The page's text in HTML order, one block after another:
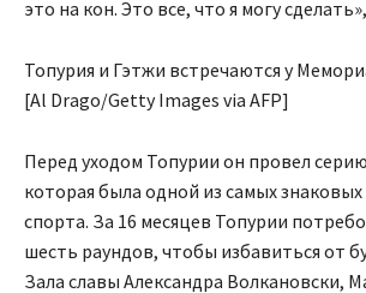
это на кон. Это все, что я могу
Топурия и Гэтжи встречаются у
[Al Drago/Getty Images via AFP]
Перед уходом Топурии он провел
которая была одной из самых
спорта. За 16 месяцев Топурии
шесть раундов, чтобы избавиться от
Зала славы Александра Волкановски,